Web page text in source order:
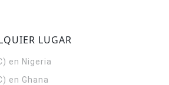
LUGAR
en Nigeria
en Ghana